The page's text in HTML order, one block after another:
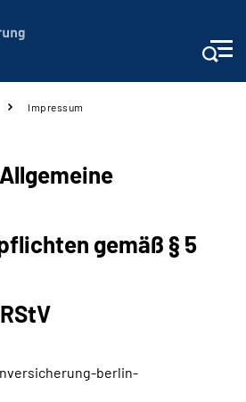
Impressum
gemäß § 5
berlin-